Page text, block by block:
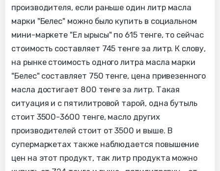
производителя, если раньше один литр масла
марки "Белес" можно было купить в социальном
мини-маркете "Ел ырысы" по 615 тенге, то сейчас
стоимость составляет 745 тенге за литр. К слову,
на рынке стоимость одного литра масла марки
"Белес" составляет 750 тенге, цена привезенного
масла достигает 800 тенге за литр. Такая
ситуация и с пятилитровой тарой, одна бутыль
стоит 3500-3600 тенге, масло других
производителей стоит от 3500 и выше. В
супермаркетах также наблюдается повышение
цен на этот продукт, так литр продукта можно